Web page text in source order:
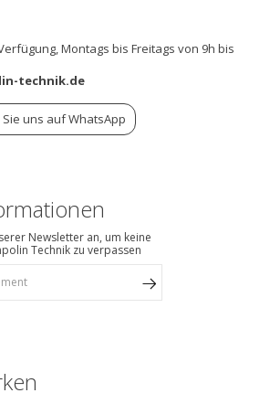
Montags bis Freitags von 9h bis
technik.de
uns auf WhatsApp
Newsletter an, um keine
Technik zu verpassen